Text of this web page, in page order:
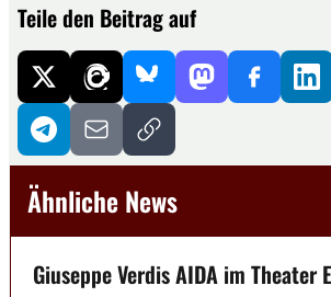
Teile den Beitrag auf
Ähnliche News
Giuseppe Verdis AIDA im Theater